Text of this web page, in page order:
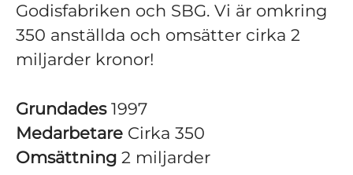
Godisfabriken och SBG. Vi är omkring
350 anställda och omsätter cirka 2
miljarder kronor!
Grundades 1997
Medarbetare Cirka 350
Omsättning 2 miljarder